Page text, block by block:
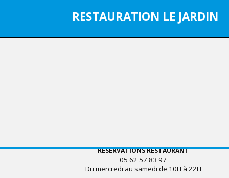
RESTAURATION LE JARDIN
RESERVATIONS RESTAURANT
05 62 57 83 97
Du mercredi au samedi de 10H à 22H